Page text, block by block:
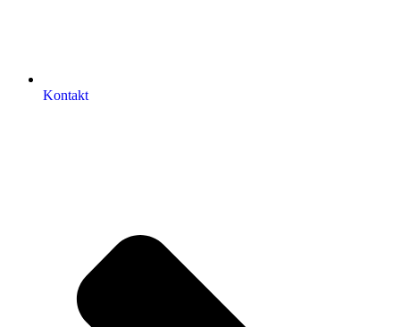
Kontakt